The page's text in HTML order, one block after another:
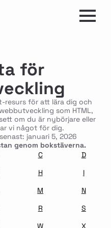
för
resurs för att lära dig och
som HTML,
om du är nybörjare eller
vi något för dig.
januari 5, 2026
genom bokstäverna.
C
D
H
I
M
N
R
S
W X